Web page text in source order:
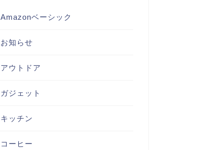
Amazonベーシック
お知らせ
アウトドア
ガジェット
キッチン
コーヒー